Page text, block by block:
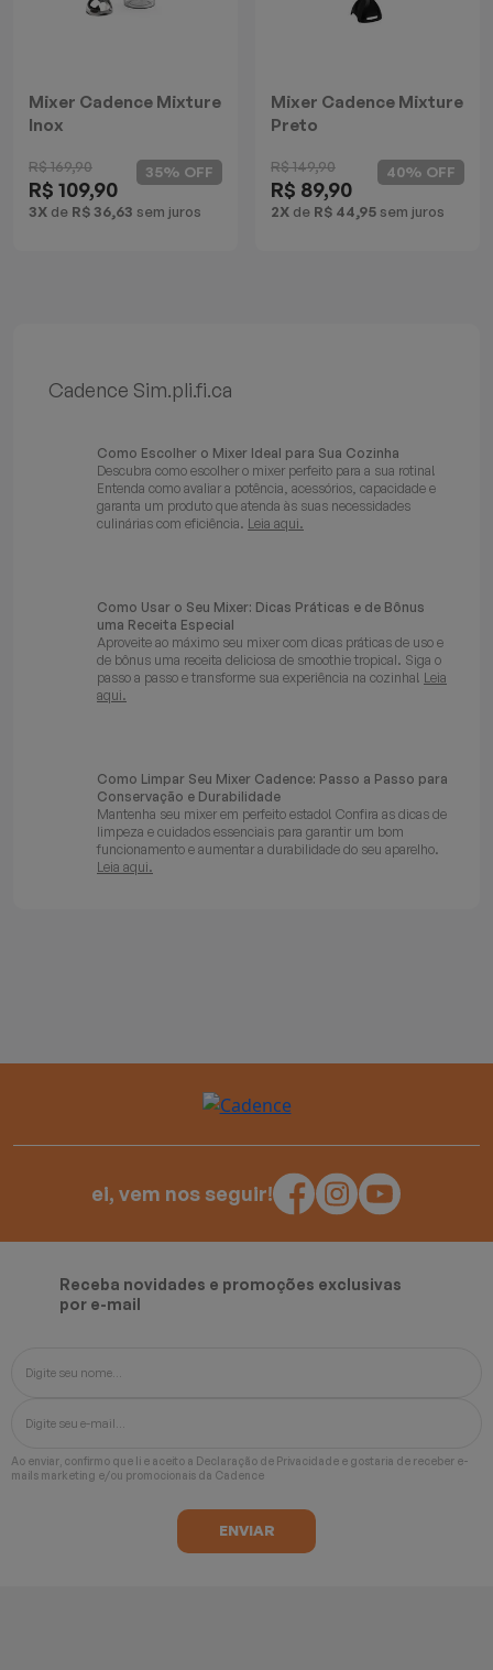
Mixer Cadence Mixture
Inox
R$ 169,90
R$ 109,90
3X de R$ 36,63 sem juros
35% OFF
Mixer Cadence Mixture
Preto
R$ 149,90
R$ 89,90
2X de R$ 44,95 sem juros
40% OFF
Cadence Sim.pli.fi.ca
Como Escolher o Mixer Ideal para Sua Cozinha
Descubra como escolher o mixer perfeito para a sua rotina!
Entenda como avaliar a potência, acessórios, capacidade e
garanta um produto que atenda às suas necessidades
culinárias com eficiência. Leia aqui.
Como Usar o Seu Mixer: Dicas Práticas e de Bônus
uma Receita Especial
Aproveite ao máximo seu mixer com dicas práticas de uso e
de bônus uma receita deliciosa de smoothie tropical. Siga o
passo a passo e transforme sua experiência na cozinha! Leia
aqui.
Como Limpar Seu Mixer Cadence: Passo a Passo para
Conservação e Durabilidade
Mantenha seu mixer em perfeito estado! Confira as dicas de
limpeza e cuidados essenciais para garantir um bom
funcionamento e aumentar a durabilidade do seu aparelho.
Leia aqui.
ei, vem nos seguir!
Receba novidades e promoções exclusivas
por e-mail
Ao enviar, confirmo que li e aceito a Declaração de Privacidade e gostaria de receber e-
mails marketing e/ou promocionais da Cadence